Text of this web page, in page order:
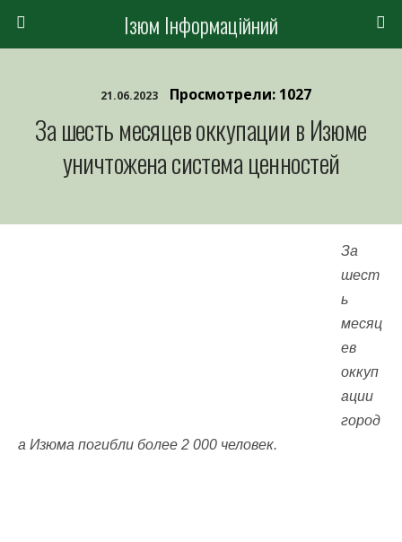
Ізюм Інформаційний
21.06.2023 Просмотрели: 1027
За шесть месяцев оккупации в Изюме
уничтожена система ценностей
За
шест
ь
месяц
ев
оккуп
ации
город
а Изюма погибли более 2 000 человек.